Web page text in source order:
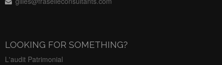
LOOKING FOR SOMETHING?
L'audit Patrimonial